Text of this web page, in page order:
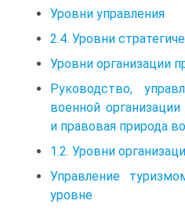
Уровни управления
2.4. Уровни
Уровни организации
Руководство,
военной
и правовая природа
1.2. Уровни
Управление
уровне